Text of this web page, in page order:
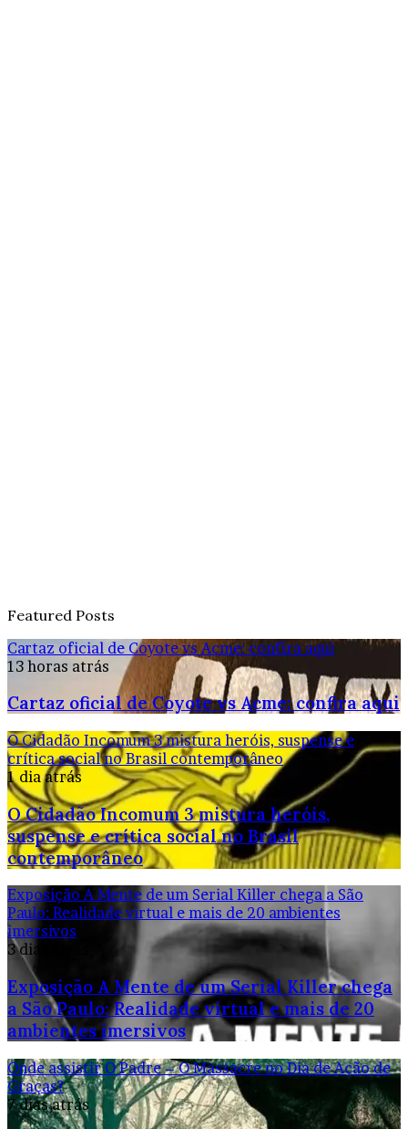
Featured Posts
Cartaz oficial de Coyote vs Acme: confira aqui
13 horas atrás
Cartaz oficial de Coyote vs Acme: confira aqui
O Cidadão Incomum 3 mistura heróis, suspense e
crítica social no Brasil contemporâneo
1 dia atrás
O Cidadão Incomum 3 mistura heróis,
suspense e crítica social no Brasil
contemporâneo
Exposição A Mente de um Serial Killer chega a São
Paulo: Realidade virtual e mais de 20 ambientes
imersivos
3 dias atrás
Exposição A Mente de um Serial Killer chega
a São Paulo: Realidade virtual e mais de 20
ambientes imersivos
Onde assistir O Padre – O Massacre no Dia de Ação de
Graças?
7 dias atrás